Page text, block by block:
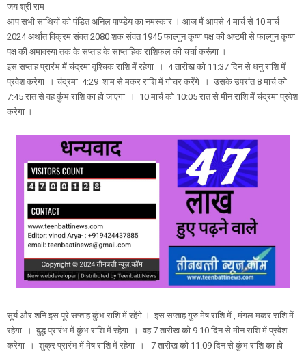
जय श्री राम
आप सभी साथियों को पंडित अनिल पाण्डेय का नमस्कार । आज मैं आपसे 4 मार्च से 10 मार्च
2024 अर्थात विक्रम संवत 2080 शक संवत 1945 फाल्गुन कृष्ण पक्ष की अष्टमी से फाल्गुन कृष्ण
पक्ष की अमावस्या तक के सप्ताह के साप्ताहिक राशिफल की चर्चा करूंगा ।
इस सप्ताह प्रारंभ में चंद्रमा वृश्चिक राशि में रहेगा । 4 तारीख को 11:37 दिन से धनु राशि में
प्रवेश करेगा । चंद्रमा 4:29 शाम से मकर राशि में गोचर करेंगे । उसके उपरांत 8 मार्च को
7:45 रात से वह कुंभ राशि का हो जाएगा । 10 मार्च को 10:05 रात से मीन राशि में चंद्रमा प्रवेश
करेगा ।
सूर्य और शनि इस पूरे सप्ताह कुंभ राशि में रहेंगे । इस सप्ताह गुरु मेष राशि में , मंगल मकर राशि में
रहेगा । बुद्ध प्रारंभ में कुंभ राशि में रहेगा । वह 7 तारीख को 9:10 दिन से मीन राशि में प्रवेश
करेगा । शुक्र प्रारंभ में मेष राशि में रहेगा । 7 तारीख को 11:09 दिन से कुंभ राशि का हो